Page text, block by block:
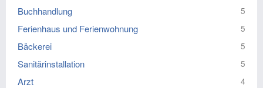
Buchhandlung 5
Ferienhaus und Ferienwohnung 5
Bäckerei 5
Sanitärinstallation 5
Arzt 4